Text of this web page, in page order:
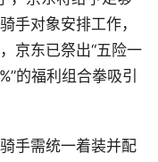
手对象安排工作，
京东已祭出“五险一
的福利组合拳吸引
手需统一着装并配